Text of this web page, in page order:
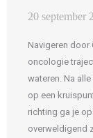
20 september
Navigeren door
oncologie
wateren. Na
op een
richting ga je
overweldigend